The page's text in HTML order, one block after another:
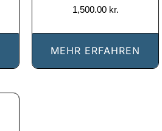
1,500.00 kr.
MEHR ERFAHREN